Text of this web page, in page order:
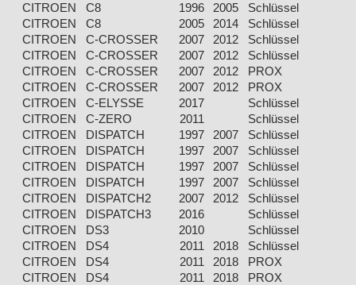
CITROEN
C8 1996 2005 Schlüssel
CITROEN
C8 2005 2014 Schlüssel
CITROEN
C-CROSSER 2007 2012 Schlüssel
CITROEN
C-CROSSER 2007 2012 Schlüssel
CITROEN
C-CROSSER 2007 2012 PROX
CITROEN
C-CROSSER 2007 2012 PROX
CITROEN
C-ELYSSE 2017 Schlüssel
CITROEN
C-ZERO 2011 Schlüssel
CITROEN
DISPATCH 1997 2007 Schlüssel
CITROEN
DISPATCH 1997 2007 Schlüssel
CITROEN
DISPATCH 1997 2007 Schlüssel
CITROEN
DISPATCH 1997 2007 Schlüssel
CITROEN
DISPATCH2 2007 2012 Schlüssel
CITROEN
DISPATCH3 2016 Schlüssel
CITROEN
DS3 2010 Schlüssel
CITROEN
DS4 2011 2018 Schlüssel
CITROEN
DS4 2011 2018 PROX
CITROEN
DS4 2011 2018 PROX